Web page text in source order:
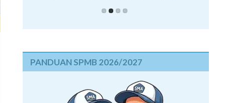
PANDUAN SPMB 2026/2027